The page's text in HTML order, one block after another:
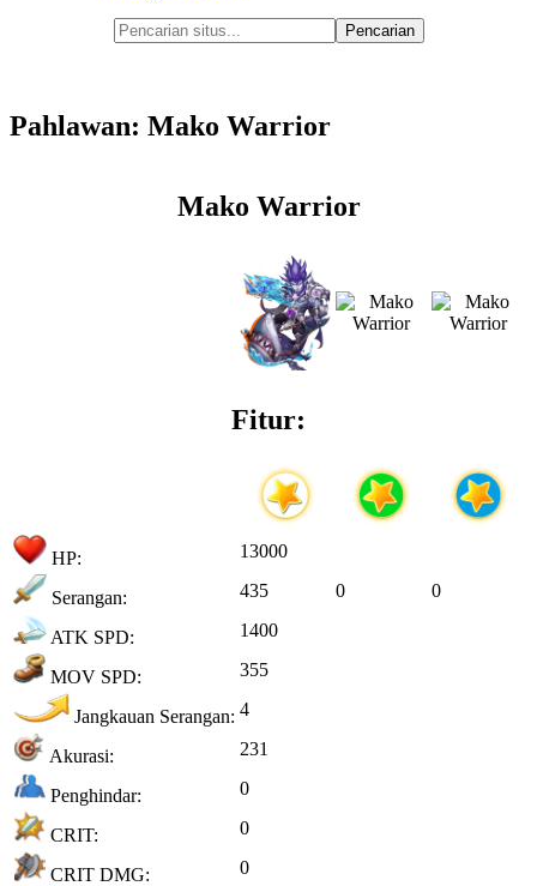
Pahlawan: Mako Warrior
Mako Warrior
Fitur:
HP: 13000
Serangan: 435 0 0
ATK SPD: 1400
MOV SPD: 355
Jangkauan Serangan: 4
Akurasi: 231
Penghindar: 0
CRIT: 0
CRIT DMG: 0